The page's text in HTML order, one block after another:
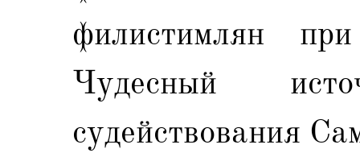
филистимлян
Чудесный
судействования